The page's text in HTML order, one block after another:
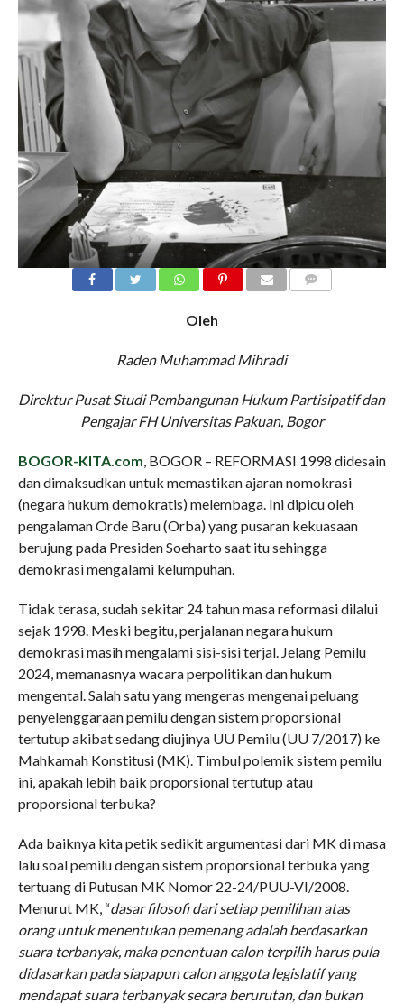
Oleh
Raden Muhammad Mihradi
Direktur Pusat Studi Pembangunan Hukum Partisipatif dan
Pengajar FH Universitas Pakuan, Bogor
BOGOR-KITA.com , BOGOR – REFORMASI 1998 didesain
dan dimaksudkan untuk memastikan ajaran nomokrasi
(negara hukum demokratis) melembaga. Ini dipicu oleh
pengalaman Orde Baru (Orba) yang pusaran kekuasaan
berujung pada Presiden Soeharto saat itu sehingga
demokrasi mengalami kelumpuhan.
Tidak terasa, sudah sekitar 24 tahun masa reformasi dilalui
sejak 1998. Meski begitu, perjalanan negara hukum
demokrasi masih mengalami sisi-sisi terjal. Jelang Pemilu
2024, memanasnya wacara perpolitikan dan hukum
mengental. Salah satu yang mengeras mengenai peluang
penyelenggaraan pemilu dengan sistem proporsional
tertutup akibat sedang diujinya UU Pemilu (UU 7/2017) ke
Mahkamah Konstitusi (MK). Timbul polemik sistem pemilu
ini, apakah lebih baik proporsional tertutup atau
proporsional terbuka?
Ada baiknya kita petik sedikit argumentasi dari MK di masa
lalu soal pemilu dengan sistem proporsional terbuka yang
tertuang di Putusan MK Nomor 22-24/PUU-VI/2008.
Menurut MK, “dasar filosofi dari setiap pemilihan atas
orang untuk menentukan pemenang adalah berdasarkan
suara terbanyak, maka penentuan calon terpilih harus pula
didasarkan pada siapapun calon anggota legislatif yang
mendapat suara terbanyak secara berurutan, dan bukan